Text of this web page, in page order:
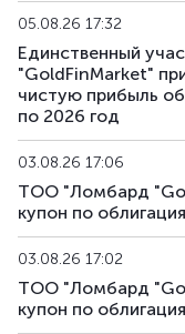
05.08.26 17:32
Единственный
"GoldFinMarket"
чистую прибыль
по 2026 год
03.08.26 17:06
ТОО "Ломбард
купон по
03.08.26 17:02
ТОО "Ломбард
купон по